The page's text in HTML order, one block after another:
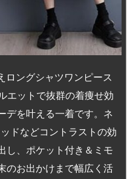
ロングシャツワンピース
エットで抜群の着痩せ効
デを叶える一着です。ネ
ドなどコントラストの効
し、ポケット付き＆ミモ
のお出かけまで幅広く活